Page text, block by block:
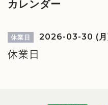
カレンダー
休業日 2026-03-30 (月
休業日